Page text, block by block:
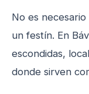
No es
un festín. En
escondidas,
donde sirven